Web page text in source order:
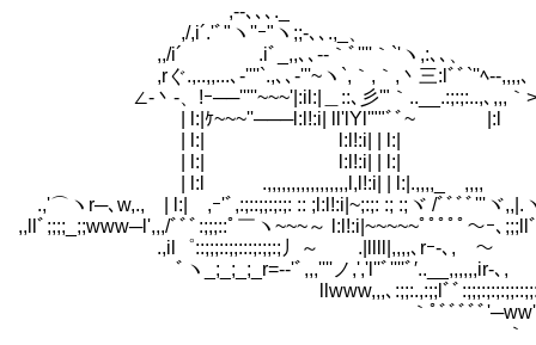
,--､､､._
,/,i´.'ﾞ"ヽ''ｰ"ヽ;;-､､.,_、
,,/i´ .iﾞ_,,､､-‐｀ﾞ''''｀`'
,rぐ.,..,,...､‐''''`.,､､-'''~ヽ`,｀,｀,丶三:lﾞﾞ
∠-丶-、!ｰ──'''''~~~'|:il:|＿::､彡'"｀..__.:;:;:..,､,,,｀>
| l:|ｹ~~~''───l:l!:i| ll'lYl'""ﾞﾞ
| l:| l:l!:i| | l:| |:l r'ﾞ''ヽ,,.,,,,_
| l:| l:l!:i| | l:| |:l_,,r" ,;;,;;;;;（
| l:l .,,,,,,,,,,,,,,,,,l,l!:i| | l:|.,,,,_ ,,,,
.,'⌒ヽr─､w,., | l:| ,ｰ'ﾞ,:;::;;:;:;: :: ;l:l!:i|~;:;: :; :;ヾ /ﾞﾞﾞﾞ'''ヾ
,,llﾞ;;;;_;;www─l',,,/ﾞﾞﾞ:;;;::ﾟ￣ヽ~~~～ l:l!:i|~~~~~ﾟﾟ
.,il゜::;;;::;;:::;:;;:;丿～ .|llll|,,,,､rｰ-､, ～
ﾞヽ_;_;_;_r=--'ﾞ,,,''''ノ,','l''ﾞ''''ﾞ
llwww,,,､:;;:.,:;;lﾞﾞ
｀ﾟﾞﾞﾞﾞﾞ
｀ : ￣ﾞﾞﾞ